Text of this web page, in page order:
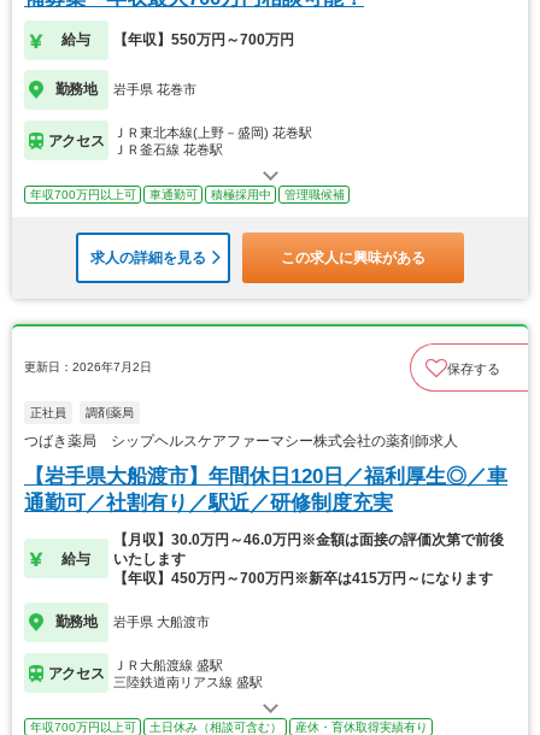
給与 【年収】550万円～700万円
勤務地 岩手県 花巻市
アクセス
ＪＲ東北本線(上野－盛岡) 花巻駅
ＪＲ釜石線 花巻駅
年収700万円以上可 車通勤可 積極採用中 管理職候補
求人の詳細を見る この求人に興味がある
更新日：2026年7月2日 保存する
正社員 調剤薬局
つばき薬局 シップヘルスケアファーマシー株式会社の薬剤師求人
【岩手県大船渡市】年間休日120日／福利厚生◎／車
通勤可／社割有り／駅近／研修制度充実
給与
【月収】30.0万円～46.0万円※金額は面接の評価次第で前後
いたします
【年収】450万円～700万円※新卒は415万円～になります
勤務地 岩手県 大船渡市
アクセス
ＪＲ大船渡線 盛駅
三陸鉄道南リアス線 盛駅
年収700万円以上可 土日休み（相談可含む）
産休・育休取得実績有り